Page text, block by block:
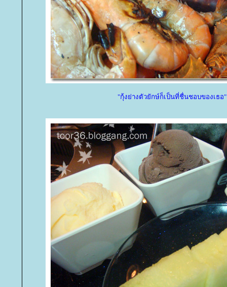
"กุ้งย่างตัวยักษ์ก็เป็นที่ชื่นชอบของเธอ"